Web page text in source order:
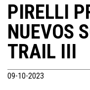
PIRELLI
NUEVOS
TRAIL III
09-10-2023